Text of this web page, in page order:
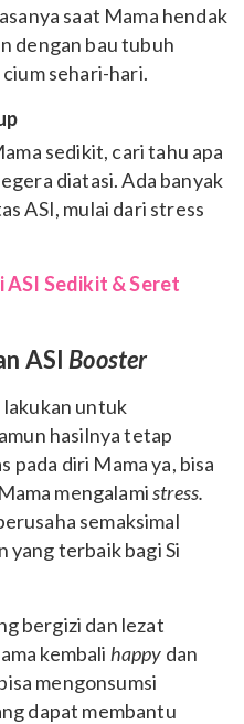
saat Mama hendak
dengan bau tubuh
sehari-hari.
sedikit, cari tahu apa
diatasi. Ada banyak
ASI, mulai dari stress
ASI Sedikit & Seret
ASI Booster
lakukan untuk
hasilnya tetap
pada diri Mama ya, bisa
mengalamistress.
semaksimal
yang terbaik bagi Si
bergizi dan lezat
kembali happy dan
mengonsumsi
dapat membantu